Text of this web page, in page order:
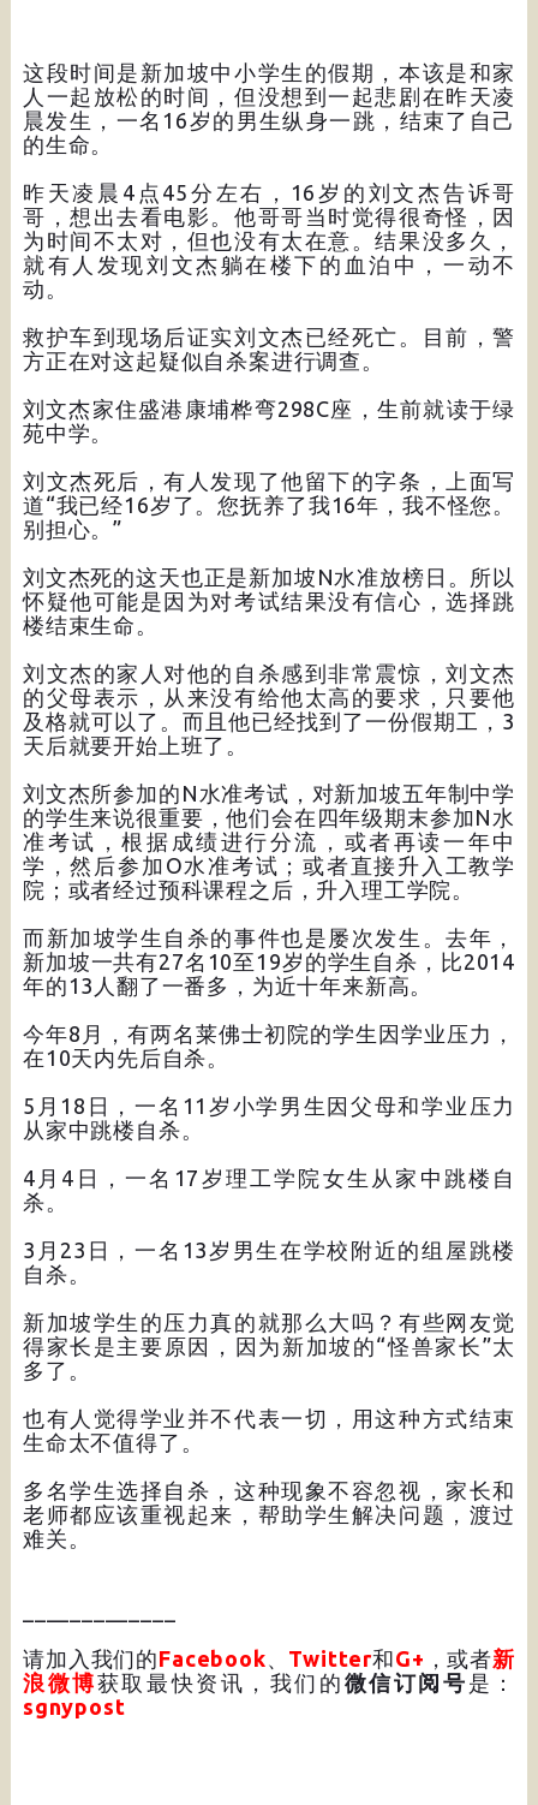
这段时间是新加坡中小学生的假期，本该是和家
人一起放松的时间，但没想到一起悲剧在昨天凌
晨发生，一名16岁的男生纵身一跳，结束了自己
的生命。
昨天凌晨4点45分左右，16岁的刘文杰告诉哥
哥，想出去看电影。他哥哥当时觉得很奇怪，因
为时间不太对，但也没有太在意。结果没多久，
就有人发现刘文杰躺在楼下的血泊中，一动不
动。
救护车到现场后证实刘文杰已经死亡。目前，警
方正在对这起疑似自杀案进行调查。
刘文杰家住盛港康埔桦弯298C座，生前就读于绿
苑中学。
刘文杰死后，有人发现了他留下的字条，上面写
道“我已经16岁了。您抚养了我16年，我不怪您。
别担心。”
刘文杰死的这天也正是新加坡N水准放榜日。所以
怀疑他可能是因为对考试结果没有信心，选择跳
楼结束生命。
刘文杰的家人对他的自杀感到非常震惊，刘文杰
的父母表示，从来没有给他太高的要求，只要他
及格就可以了。而且他已经找到了一份假期工，3
天后就要开始上班了。
刘文杰所参加的N水准考试，对新加坡五年制中学
的学生来说很重要，他们会在四年级期末参加N水
准考试，根据成绩进行分流，或者再读一年中
学，然后参加O水准考试；或者直接升入工教学
院；或者经过预科课程之后，升入理工学院。
而新加坡学生自杀的事件也是屡次发生。去年，
新加坡一共有27名10至19岁的学生自杀，比2014
年的13人翻了一番多，为近十年来新高。
今年8月，有两名莱佛士初院的学生因学业压力，
在10天内先后自杀。
5月18日，一名11岁小学男生因父母和学业压力
从家中跳楼自杀。
4月4日，一名17岁理工学院女生从家中跳楼自
杀。
3月23日，一名13岁男生在学校附近的组屋跳楼
自杀。
新加坡学生的压力真的就那么大吗？有些网友觉
得家长是主要原因，因为新加坡的“怪兽家长”太
多了。
也有人觉得学业并不代表一切，用这种方式结束
生命太不值得了。
多名学生选择自杀，这种现象不容忽视，家长和
老师都应该重视起来，帮助学生解决问题，渡过
难关。
请加入我们的Facebook、 Twitter和G+ ，或者新
浪微博获取最快资讯，我们的 微信订阅号 是：
sgnypost